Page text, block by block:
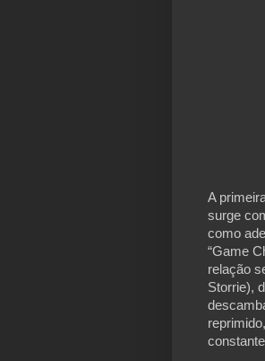
A
surge
como
“Game
relação
Storrie),